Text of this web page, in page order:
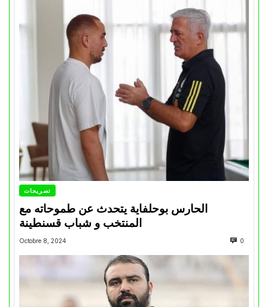
تصريحات
الحارس بوحلفاية يتحدث عن طموحاته مع
المنتخب و شباب قسنطينة
Octobre 8, 2024 0